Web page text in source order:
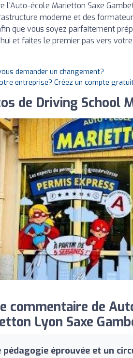
l'Auto-école Marietton Saxe
moderne et des
que vous soyez parfaitement
et faites le premier pas vers
demander un changement?
entreprise? Créez un compte
de Driving School
commentaire de
Lyon Saxe
pédagogie éprouvée et un